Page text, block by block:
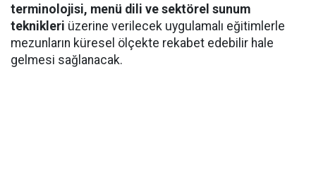
terminolojisi, menü dili ve sektörel sunum
teknikleri üzerine verilecek uygulamalı eğitimlerle
mezunların küresel ölçekte rekabet edebilir hale
gelmesi sağlanacak.